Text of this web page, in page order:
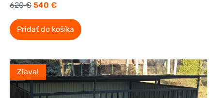
620€ 540 €
Pridať do košíka
Zľava!